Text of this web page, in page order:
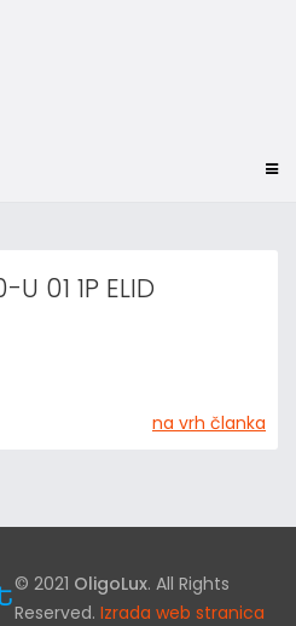
U 01 1P ELID
na vrh članka
© 2021 OligoLux. All Rights
Reserved. Izrada web stranica